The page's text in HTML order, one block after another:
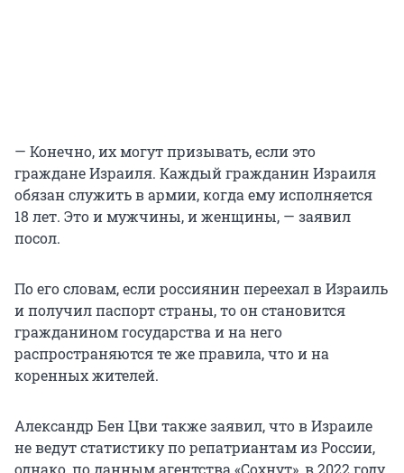
— Конечно, их могут призывать, если это
граждане Израиля. Каждый гражданин Израиля
обязан служить в армии, когда ему исполняется
18 лет. Это и мужчины, и женщины, — заявил
посол.
По его словам, если россиянин переехал в Израиль
и получил паспорт страны, то он становится
гражданином государства и на него
распространяются те же правила, что и на
коренных жителей.
Александр Бен Цви также заявил, что в Израиле
не ведут статистику по репатриантам из России,
однако, по данным агентства «Сохнут», в 2022 году